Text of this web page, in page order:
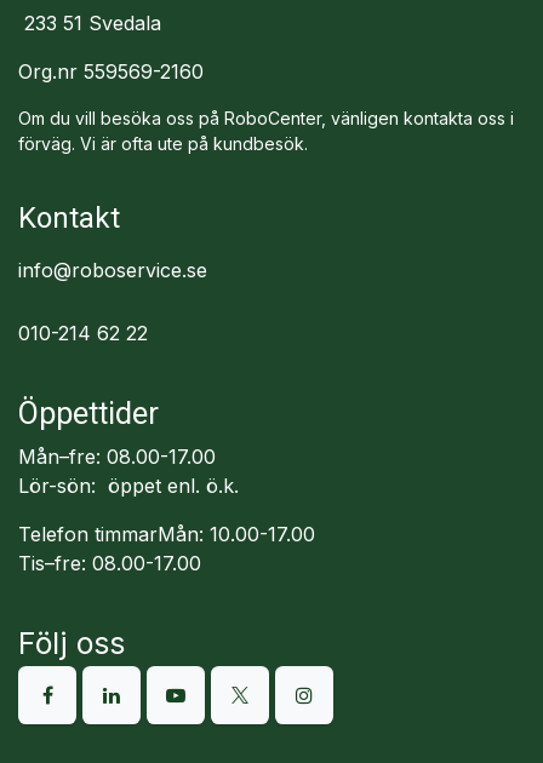
233 51 Svedala
Org.nr 559569-2160
Om du vill besöka oss på RoboCenter, vänligen kontakta oss i
förväg. Vi är ofta ute på kundbesök.
Kontakt
info@roboservice.se
010-214 62 22
Öppettider
Mån–fre: 08.00-17.00
Lör-sön: öppet enl. ö.k.
Telefon timmarMån: 10.00-17.00
Tis–fre: 08.00-17.00
Följ oss